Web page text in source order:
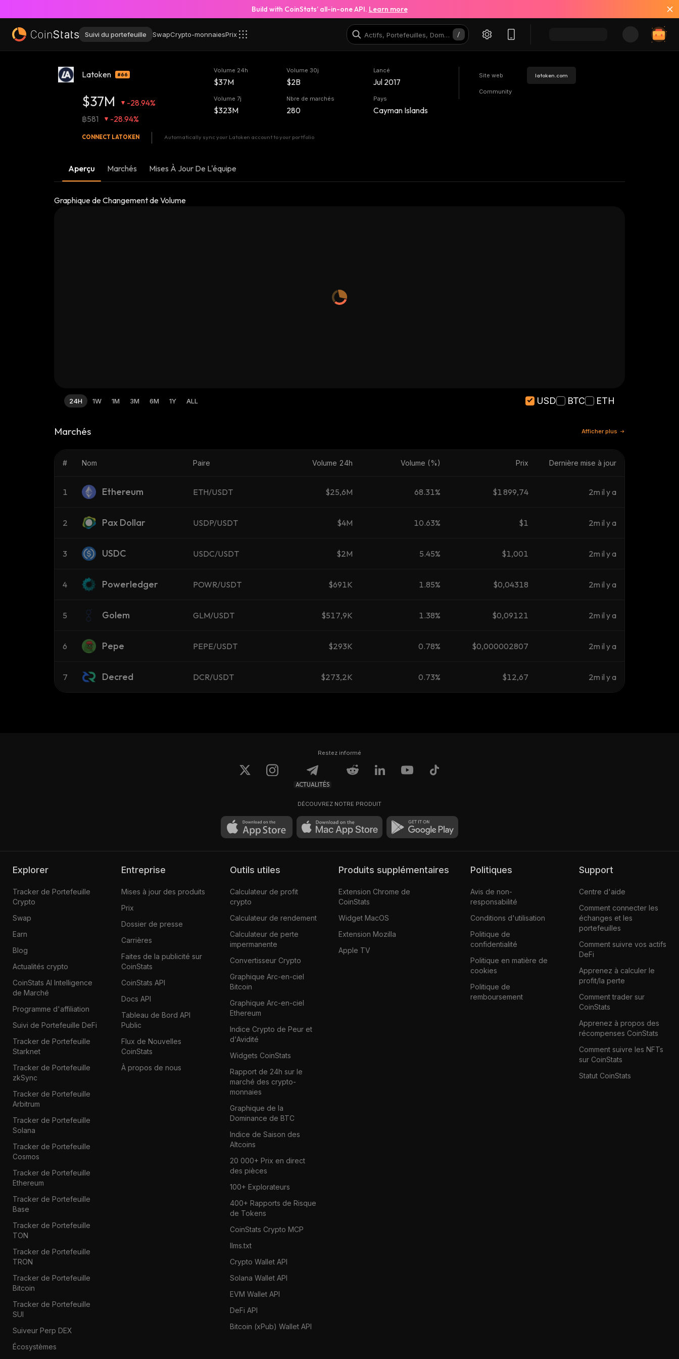
Build with CoinStats’ all-in-one API. Learn more
Suivi du portefeuille SwapCrypto-monnaiesPrix
Latoken #66
$37M
-28.94%
฿581
-28.94%
Volume 24h
$37M
Volume 7j
$323M
Volume 30j
$2B
Nbre de marchés
280
Lancé
Jul 2017
Pays
Cayman Islands
Site web latoken.com
Community
CONNECT LATOKEN Automatically sync your Latoken account to your portfolio
Aperçu Marchés Mises À Jour De L'équipe
Graphique de Changement de Volume
24H 1W 1M 3M 6M 1Y ALL USD BTC ETH
Marchés Afficher plus
# Nom Paire Volume 24h Volume (%) Prix Dernière mise à jour
1 Ethereum ETH/USDT $25,6M 68.31% $1 899,74 2m il y a
2 Pax Dollar USDP/USDT $4M 10.63% $1 2m il y a
3 USDC USDC/USDT $2M 5.45% $1,001 2m il y a
4 Powerledger POWR/USDT $691K 1.85% $0,04318 2m il y a
5 Golem GLM/USDT $517,9K 1.38% $0,09121 2m il y a
6 Pepe PEPE/USDT $293K 0.78% $0,000002807 2m il y a
7 Decred DCR/USDT $273,2K 0.73% $12,67 2m il y a
Restez informé
ACTUALITÉS
DÉCOUVREZ NOTRE PRODUIT
Explorer
Tracker de Portefeuille
Crypto
Swap
Earn
Blog
Actualités crypto
CoinStats AI Intelligence
de Marché
Programme d'affiliation
Suivi de Portefeuille DeFi
Tracker de Portefeuille
Starknet
Tracker de Portefeuille
zkSync
Tracker de Portefeuille
Arbitrum
Tracker de Portefeuille
Solana
Tracker de Portefeuille
Cosmos
Tracker de Portefeuille
Ethereum
Tracker de Portefeuille
Base
Tracker de Portefeuille
TON
Tracker de Portefeuille
TRON
Tracker de Portefeuille
Bitcoin
Tracker de Portefeuille
SUI
Suiveur Perp DEX
Écosystèmes
Entreprise
Mises à jour des produits
Prix
Dossier de presse
Carrières
Faites de la publicité sur
CoinStats
CoinStats API
Docs API
Tableau de Bord API
Public
Flux de Nouvelles
CoinStats
À propos de nous
Outils utiles
Calculateur de profit
crypto
Calculateur de rendement
Calculateur de perte
impermanente
Convertisseur Crypto
Graphique Arc-en-ciel
Bitcoin
Graphique Arc-en-ciel
Ethereum
Indice Crypto de Peur et
d'Avidité
Widgets CoinStats
Rapport de 24h sur le
marché des crypto-
monnaies
Graphique de la
Dominance de BTC
Indice de Saison des
Altcoins
20 000+ Prix en direct
des pièces
100+ Explorateurs
400+ Rapports de Risque
de Tokens
CoinStats Crypto MCP
llms.txt
Crypto Wallet API
Solana Wallet API
EVM Wallet API
DeFi API
Bitcoin (xPub) Wallet API
Produits supplémentaires
Extension Chrome de
CoinStats
Widget MacOS
Extension Mozilla
Apple TV
Politiques
Avis de non-
responsabilité
Conditions d'utilisation
Politique de
confidentialité
Politique en matière de
cookies
Politique de
remboursement
Support
Centre d'aide
Comment connecter les
échanges et les
portefeuilles
Comment suivre vos actifs
DeFi
Apprenez à calculer le
profit/la perte
Comment trader sur
CoinStats
Apprenez à propos des
récompenses CoinStats
Comment suivre les NFTs
sur CoinStats
Statut CoinStats